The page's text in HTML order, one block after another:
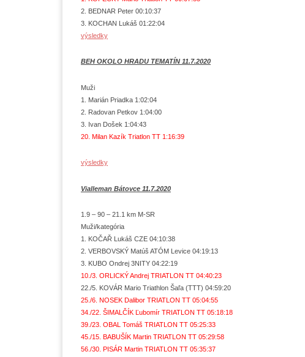
2. BEDNAR Peter 00:10:37
3. KOCHAN Lukáš 01:22:04
výsledky
BEH OKOLO HRADU TEMATÍN 11.7.2020
Muži
1. Marián Priadka 1:02:04
2. Radovan Petkov 1:04:00
3. Ivan Došek 1:04:43
20. Milan Kazík Triatlon TT 1:16:39
výsledky
Vialleman Bátovce 11.7.2020
1.9 – 90 – 21.1 km M-SR
Muži/kategória
1. KOČAŘ Lukáš CZE 04:10:38
2. VERBOVSKÝ Matúš ATÓM Levice 04:19:13
3. KUBO Ondrej 3NITY 04:22:19
10./3. ORLICKÝ Andrej TRIATLON TT 04:40:23
22./5. KOVÁR Mario Triathlon Šaľa (TTT) 04:59:20
25./6. NOSEK Dalibor TRIATLON TT 05:04:55
34./22. ŠIMALČÍK Ľubomír TRIATLON TT 05:18:18
39./23. OBAL Tomáš TRIATLON TT 05:25:33
45./15. BABUŠÍK Martin TRIATLON TT 05:29:58
56./30. PISÁR Martin TRIATLON TT 05:35:37